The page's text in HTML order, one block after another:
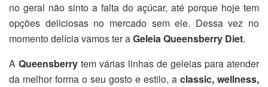
no geral não sinto a falta do açúcar, até porque hoje tem
opções deliciosas no mercado sem ele. Dessa vez no
momento delícia vamos ter aGeleia Queensberry Diet.
A Queensberry tem várias linhas de geleias para atender
da melhor forma o seu gosto e estilo, a classic, wellness,